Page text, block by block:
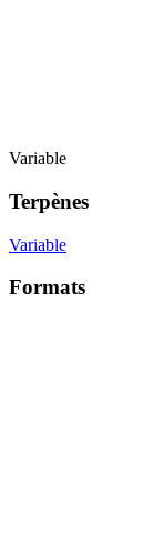
Variable
Terpènes
Variable
Formats